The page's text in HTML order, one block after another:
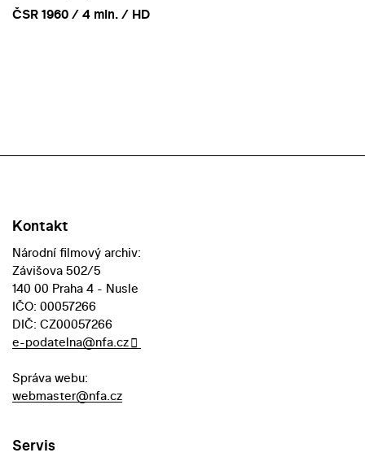
ČSR 1960 / 4 min. / HD
Kontakt
Národní filmový archiv:
Závišova 502/5
140 00 Praha 4 - Nusle
IČO: 00057266
DIČ: CZ00057266
e-podatelna@nfa.cz
Správa webu:
webmaster@nfa.cz
Servis